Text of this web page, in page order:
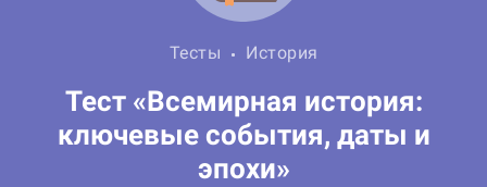
Тесты История
Тест «Всемирная история:
ключевые события, даты и
эпохи»